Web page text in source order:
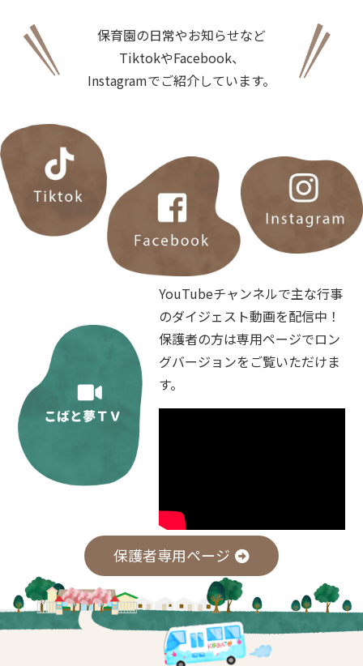
保育園の日常やお知らせなど
TiktokやFacebook、
Instagramでご紹介しています。
YouTubeチャンネルで主な行事
のダイジェスト動画を配信中！
保護者の方は専用ページでロン
グバージョンをご覧いただけま
す。
保護者専用ページ